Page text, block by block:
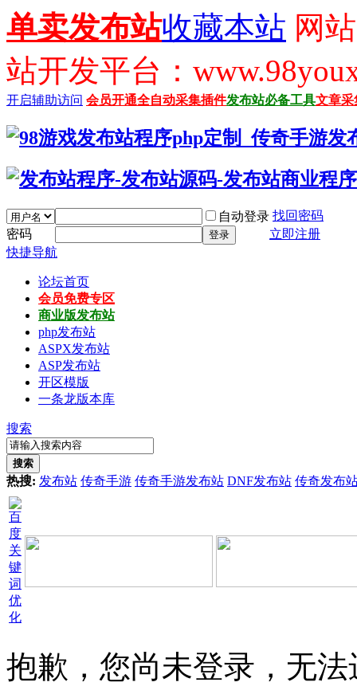
单卖发布站收藏本站 网
站开发平台：
开启辅助访问 会员开通全自动采集插件发布站必备工具文章采
自动登录 找回密码
密码
登录
立即注册
快捷导航
论坛首页
会员免费专区
商业版发布站
php发布站
ASPX发布站
ASP发布站
开区模版
一条龙版本库
搜索
搜索
热搜: 发布站 传奇手游 传奇手游发布站 DNF发布站 传奇发布
抱歉，您尚未登录，无